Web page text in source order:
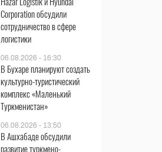
Corporation обсудили
сотрудничество в сфере
логистики
06.08.2026 - 16:30
В Бухаре планируют создать
культурно-туристический
комплекс «Маленький
Туркменистан»
06.08.2026 - 13:50
В Ашхабаде обсудили
развитие туркмено-